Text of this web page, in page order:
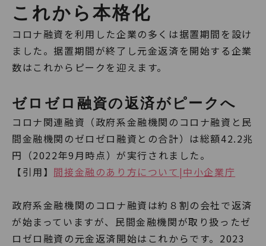
これから本格化
コロナ融資を利用した企業の多くは据置期間を設け
ました。据置期間が終了し元金返済を開始する企業
数はこれからピークを迎えます。
ゼロゼロ融資の返済がピークへ
コロナ関連融資（政府系金融機関のコロナ融資と民
間金融機関のゼロゼロ融資との合計）は総額42.2兆
円（2022年9月時点）が実行されました。
【引用】 間接金融のあり方について|中小企業庁
政府系金融機関のコロナ融資は約８割の会社で返済
が始まっていますが、民間金融機関が取り扱ったゼ
ロゼロ融資の元金返済開始はこれからです。2023